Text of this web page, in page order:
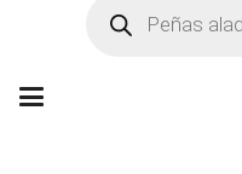
productos